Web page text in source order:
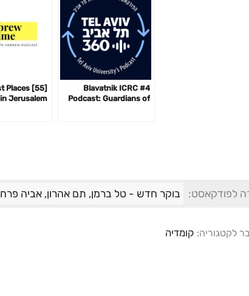
#4 Blavatnik ICRC
Podcast: Guardians of
Places
לפודקאסט: בוקר חדש - טל ברמן, תם אהרון, אביה
לקטגוריה: קומדיה